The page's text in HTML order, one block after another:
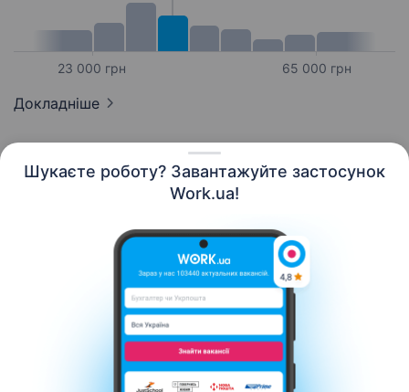
Шукаєте роботу? Завантажуйте застосунок
Work.ua!
23 000 грн 65 000 грн
Докладніше
Контакти Про нас
Кар’єра